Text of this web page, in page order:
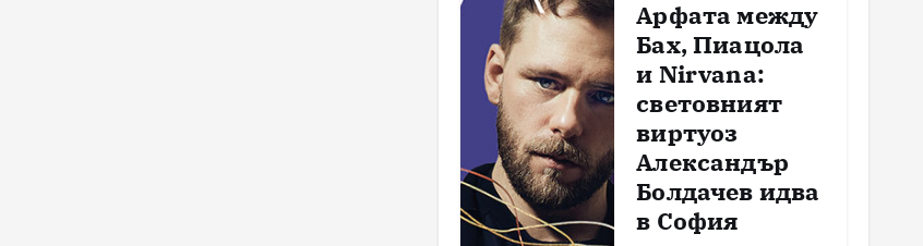
Арфата между
Бах, Пиацола
и Nirvana:
световният
виртуоз
Александър
Болдачев идва
в София